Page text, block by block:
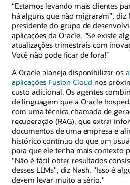
“Estamos levando mais clientes
há alguns que não migraram”, diz
presidente do grupo de
aplicações da Oracle. "Se existe
atualizações trimestrais com
Você não pode ficar de fora!”
A Oracle planeja disponibilizar os
aplicações Fusion Cloud nos
custo adicional. Os agentes
de linguagem que a Oracle
com uma técnica chamada de
recuperação (RAG), que extrai
documentos de uma empresa e
histórico contínuo do que um
para que ele tenha mais contexto
"Não é fácil obter resultados
desses LLMs", diz Nash. "Isso é
devem levar muito a sério."